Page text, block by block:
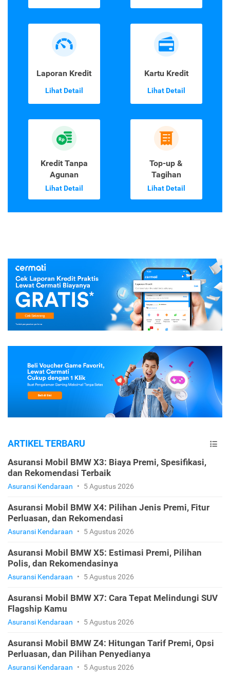
Laporan Kredit
Lihat Detail
Kartu Kredit
Lihat Detail
Kredit Tanpa
Agunan
Lihat Detail
Top-up &
Tagihan
Lihat Detail
ARTIKEL TERBARU
Asuransi Mobil BMW X3: Biaya Premi, Spesifikasi,
dan Rekomendasi Terbaik
Asuransi Kendaraan • 5 Agustus 2026
Asuransi Mobil BMW X4: Pilihan Jenis Premi, Fitur
Perluasan, dan Rekomendasi
Asuransi Kendaraan • 5 Agustus 2026
Asuransi Mobil BMW X5: Estimasi Premi, Pilihan
Polis, dan Rekomendasinya
Asuransi Kendaraan • 5 Agustus 2026
Asuransi Mobil BMW X7: Cara Tepat Melindungi SUV
Flagship Kamu
Asuransi Kendaraan • 5 Agustus 2026
Asuransi Mobil BMW Z4: Hitungan Tarif Premi, Opsi
Perluasan, dan Pilihan Penyedianya
Asuransi Kendaraan • 5 Agustus 2026